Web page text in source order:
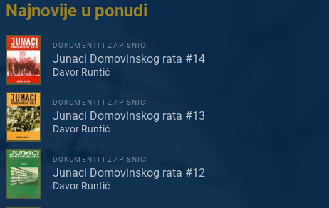
Najnovije u ponudi
DOKUMENTI I ZAPISNICI
Junaci Domovinskog rata #14
Davor Runtić
DOKUMENTI I ZAPISNICI
Junaci Domovinskog rata #13
Davor Runtić
DOKUMENTI I ZAPISNICI
Junaci Domovinskog rata #12
Davor Runtić